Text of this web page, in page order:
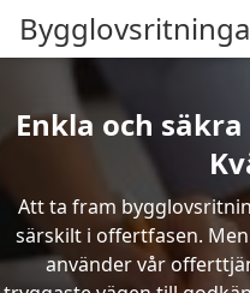
Enkla och
Att ta fram
särskilt i offertfasen.
använder vår